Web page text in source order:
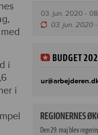
i
i
03. jun. 2020 -
03. jun. 2020 -
BUDGET
REGIONERNES
Den 29. maj blev